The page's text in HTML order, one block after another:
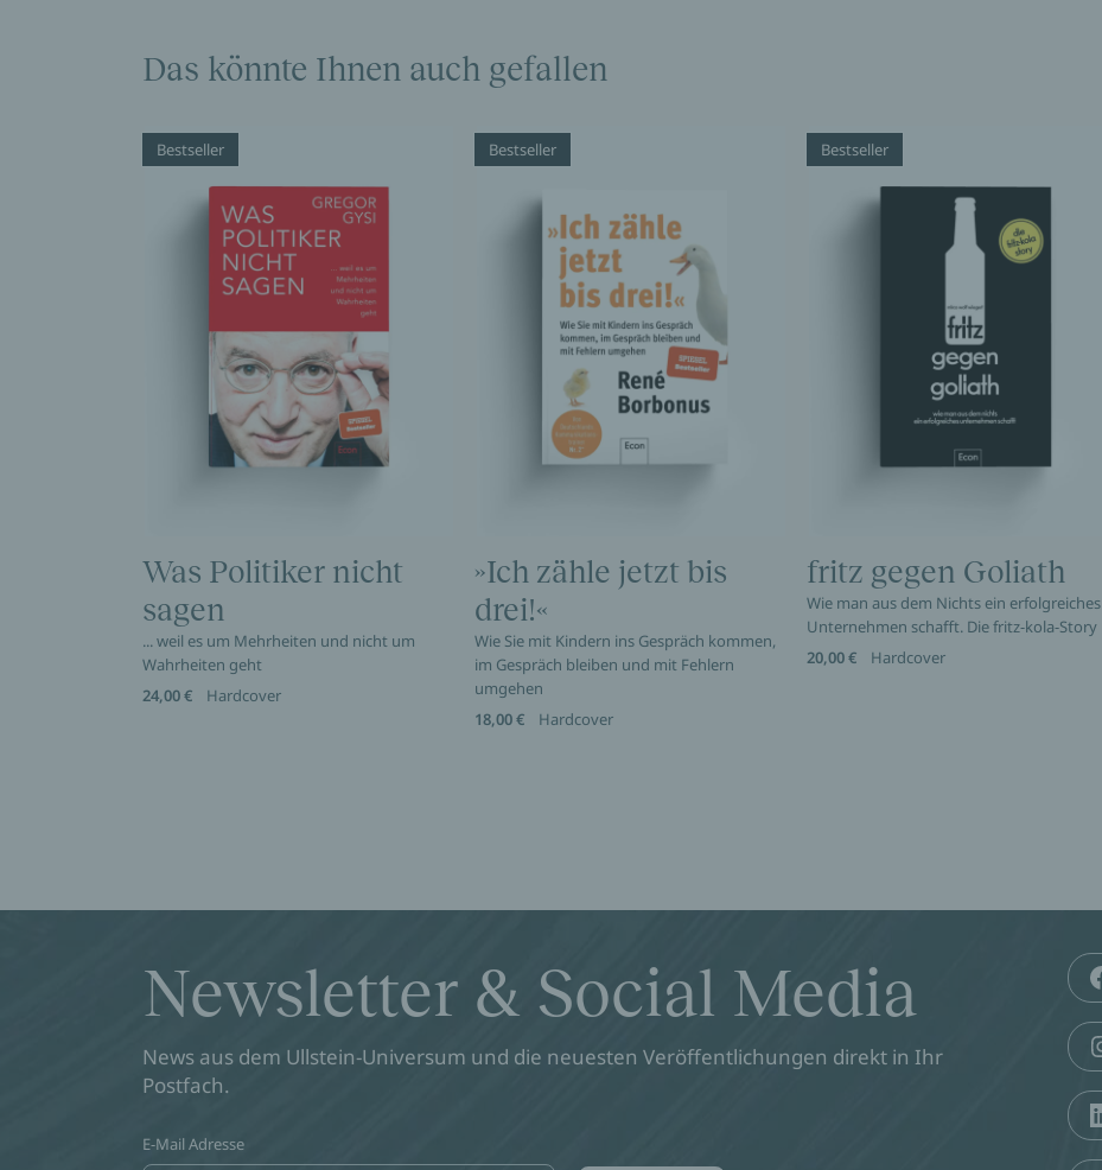
Das könnte Ihnen auch gefallen
Bestseller
Was Politiker nicht
sagen
... weil es um Mehrheiten und nicht um
Wahrheiten geht
24,00 €
Hardcover
Bestseller
»Ich zähle jetzt bis
drei!«
Wie Sie mit Kindern ins Gespräch kommen,
im Gespräch bleiben und mit Fehlern
umgehen
18,00 €
Hardcover
Bestseller
fritz gegen Goliath
Wie man aus dem Nichts ein erfolgreiches
Unternehmen schafft. Die fritz-kola-Story
20,00 €
Hardcover
Newsletter & Social Media
News aus dem Ullstein-Universum und die neuesten Veröffentlichungen direkt in Ihr
Postfach.
E-Mail Adresse